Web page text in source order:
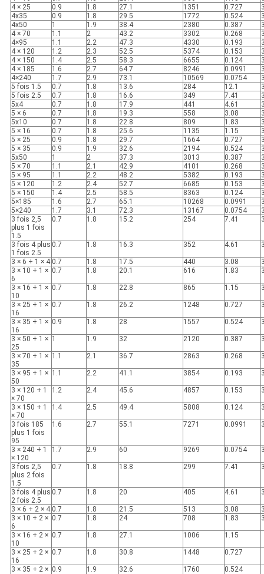
4 × 25
0.9 1.8 27.1 1351 0.727
4x35
0.9 1.8 29.5 1772 0.524
4x50
1 1.9 38.4 2380 0.387
4 × 70
1.1 2 43.2 3302 0.268
4×95
1.1 2.2 47.3 4330 0.193
4 × 120
1.2 2.3 52.5 5374 0.153
4 × 150
1.4 2.5 58.3 6655 0.124
4 × 185
1.6 2.7 64.7 8246 0.0991
4×240
1.7 2.9 73.1 10569 0.0754
5 fois 1.5
0.7 1.8 13.6 284 12.1
5 fois 2.5
0.7 1.8 16.6 349 7.41
5x4
0.7 1.8 17.9 441 4.61
5 × 6
0.7 1.8 19.3 558 3.08
5x10
0.7 1.8 22.8 809 1.83
5 × 16
0.7 1.8 25.6 1135 1.15
5 × 25
0.9 1.8 29.7 1664 0.727
5 × 35
0.9 1.9 32.6 2194 0.524
5x50
1 2 37.3 3013 0.387
5 × 70
1.1 2.1 42.9 4101 0.268
5 × 95
1.1 2.2 48.2 5382 0.193
5 × 120
1.2 2.4 52.7 6685 0.153
5 × 150
1.4 2.5 58.5 8363 0.124
5×185
1.6 2.7 65.1 10268 0.0991
5×240
1.7 3.1 72.3 13167 0.0754
3 fois 2,5
plus 1 fois
1.5
0.7 1.8 15.2 254 7.41
3 fois 4 plus
1 fois 2.5
0.7 1.8 16.3 352 4.61
3 × 6 + 1 × 4 0.7 1.8 17.5 440 3.08
3 × 10 + 1 ×
6
0.7 1.8 20.1 616 1.83
3 × 16 + 1 ×
10
0.7 1.8 22.8 865 1.15
3 × 25 + 1 ×
16
0.7 1.8 26.2 1248 0.727
3 × 35 + 1 ×
16
0.9 1.8 28 1557 0.524
3 × 50 + 1 ×
25
1 1.9 32 2120 0.387
3 × 70 + 1 ×
35
1.1 2.1 36.7 2863 0.268
3 × 95 + 1 ×
50
1.1 2.2 41.1 3854 0.193
3 × 120 + 1
× 70
1.2 2.4 45.6 4857 0.153
3 × 150 + 1
× 70
1.4 2.5 49.4 5808 0.124
3 fois 185
plus 1 fois
95
1.6 2.7 55.1 7271 0.0991
3 × 240 + 1
× 120
1.7 2.9 60 9269 0.0754
3 fois 2,5
plus 2 fois
1.5
0.7 1.8 18.8 299 7.41
3 fois 4 plus
2 fois 2.5
0.7 1.8 20 405 4.61
3 × 6 + 2 × 4 0.7 1.8 21.5 513 3.08
3 × 10 + 2 ×
6
0.7 1.8 24 708 1.83
3 × 16 + 2 ×
10
0.7 1.8 27.1 1006 1.15
3 × 25 + 2 ×
16
0.7 1.8 30.8 1448 0.727
3 × 35 + 2 × 0.9 1.9 32.6 1760 0.524